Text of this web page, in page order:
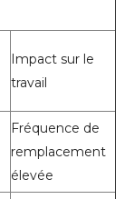
Impact sur le
travail
Fréquence de
remplacement
élevée